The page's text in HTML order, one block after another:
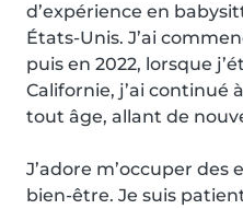
d’expérience en
États-Unis. J’ai
puis en 2022, lorsque
Californie, j’ai continué
tout âge, allant de
J’adore m’occuper des
bien-être. Je suis